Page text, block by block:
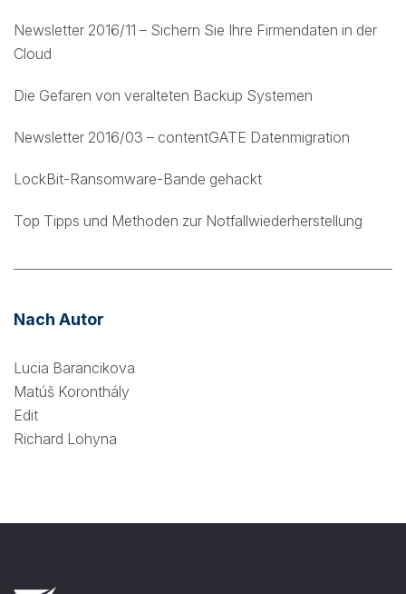
Newsletter 2016/11 – Sichern Sie Ihre Firmendaten in der
Cloud
Die Gefaren von veralteten Backup Systemen
Newsletter 2016/03 – contentGATE Datenmigration
LockBit-Ransomware-Bande gehackt
Top Tipps und Methoden zur Notfallwiederherstellung
Nach Autor
Lucia Barancikova
Matúš Koronthály
Edit
Richard Lohyna